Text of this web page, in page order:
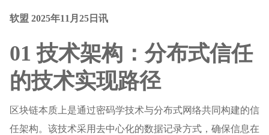
软盟 2025年11月25日讯
01 技术架构：分布式信任
的技术实现路径
区块链本质上是通过密码学技术与分布式网络共同构建的信
任架构。该技术采用去中心化的数据记录方式，确保信息在